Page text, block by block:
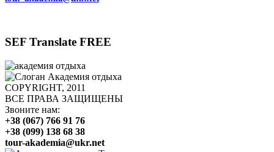
SEF Translate FREE
COPYRIGHT, 2011
ВСЕ ПРАВА ЗАЩИЩЕНЫ
Звоните нам:
+38 (067) 766 91 76
+38 (099) 138 68 38
tour-akademia@ukr.net